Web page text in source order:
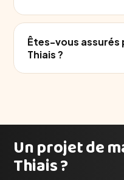
Êtes-vous assurés
Thiais ?
Un projet de
Thiais ?